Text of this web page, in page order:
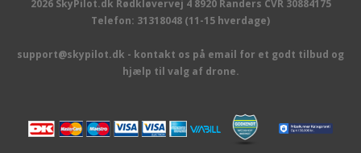
2026 SkyPilot.dk Rødkløvervej 4 8920 Randers CVR 30884175
Telefon: 31318048 (11-15 hverdage)
support@skypilot.dk - kontakt os på email for et godt tilbud og
hjælp til valg af drone.